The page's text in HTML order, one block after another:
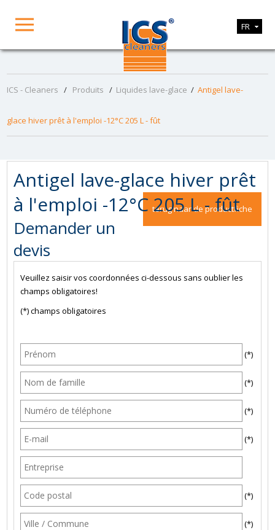
FR
ICS - Cleaners / Produits / Liquides lave-glace /Antigel lave-
glace hiver prêt à l'emploi -12°C 205 L - fût
Antigel lave-glace hiver prêt
à l'emploi -12°C 205 L - fût
terug naar de productfiche
Demander un
devis
Veuillez saisir vos coordonnées ci-dessous sans oublier les
champs obligatoires!
(*) champs obligatoires
(*)
(*)
(*)
(*)
(*)
(*)